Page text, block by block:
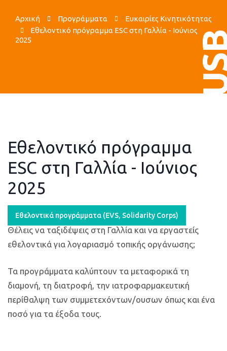
Αρχική Προγράμματα
Ευκαιρίες Κινητικότητας
Εθελοντικό πρόγραμμα ESC στη Γαλλία - Ιούνιος
2025
Εθελοντικό πρόγραμμα
ESC στη Γαλλία - Ιούνιος
2025
Εθελοντικά προγράμματα (ΕVS, Solidarity Corps)
Θέλεις να ταξιδέψεις στη Γαλλία και να εργαστείς
εθελοντικά για λογαριασμό τοπικής οργάνωσης;
Τα προγράμματα καλύπτουν τα μεταφορικά τη
διαμονή, τη διατροφή, την ιατροφαρμακευτική
περίθαλψη των συμμετεχόντων/ουσων όπως και ένα
ποσό για τα έξοδα τους.